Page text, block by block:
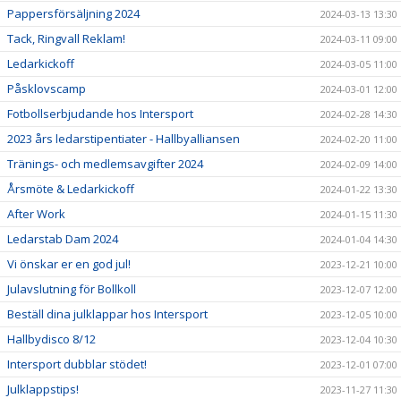
Pappersförsäljning 2024 2024-03-13 13:30
Tack, Ringvall Reklam! 2024-03-11 09:00
Ledarkickoff 2024-03-05 11:00
Påsklovscamp 2024-03-01 12:00
Fotbollserbjudande hos Intersport 2024-02-28 14:30
2023 års ledarstipentiater - Hallbyalliansen 2024-02-20 11:00
Tränings- och medlemsavgifter 2024 2024-02-09 14:00
Årsmöte & Ledarkickoff 2024-01-22 13:30
After Work 2024-01-15 11:30
Ledarstab Dam 2024 2024-01-04 14:30
Vi önskar er en god jul! 2023-12-21 10:00
Julavslutning för Bollkoll 2023-12-07 12:00
Beställ dina julklappar hos Intersport 2023-12-05 10:00
Hallbydisco 8/12 2023-12-04 10:30
Intersport dubblar stödet! 2023-12-01 07:00
Julklappstips! 2023-11-27 11:30